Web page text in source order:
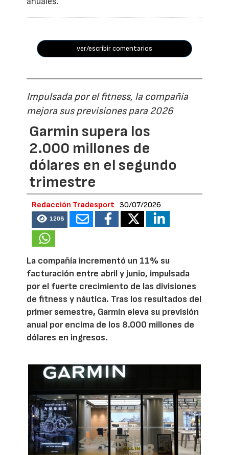
ver/escribir comentarios
Impulsada por el fitness, la compañía
mejora sus previsiones para 2026
Garmin supera los
2.000 millones de
dólares en el segundo
trimestre
Redacción Tradesport 30/07/2026
1208
La compañía incrementó un 11% su
facturación entre abril y junio, impulsada
por el fuerte crecimiento de las divisiones
de fitness y náutica. Tras los resultados del
primer semestre, Garmin eleva su previsión
anual por encima de los 8.000 millones de
dólares en ingresos.